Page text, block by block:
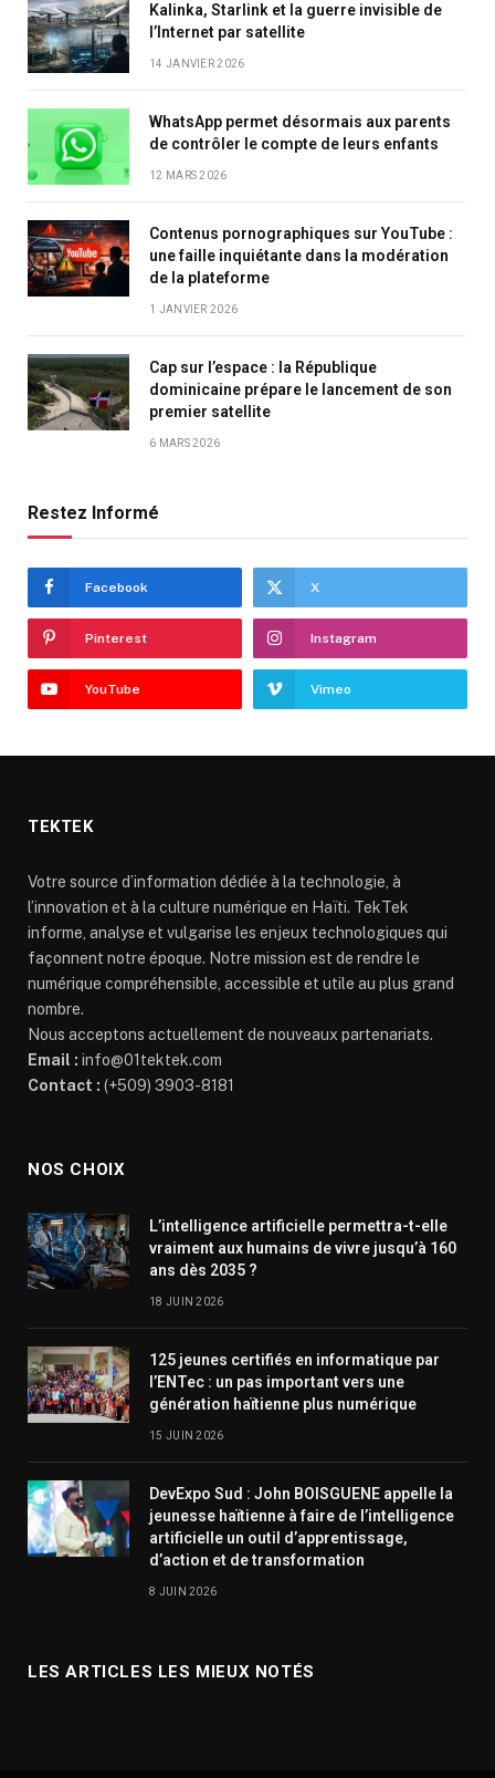
Kalinka, Starlink et la guerre invisible de
l’Internet par satellite
14 JANVIER 2026
WhatsApp permet désormais aux parents
de contrôler le compte de leurs enfants
12 MARS 2026
Contenus pornographiques sur YouTube :
une faille inquiétante dans la modération
de la plateforme
1 JANVIER 2026
Cap sur l’espace : la République
dominicaine prépare le lancement de son
premier satellite
6 MARS 2026
Restez Informé
Facebook X
Pinterest Instagram
YouTube Vimeo
TEKTEK
Votre source d’information dédiée à la technologie, à
l’innovation et à la culture numérique en Haïti. TekTek
informe, analyse et vulgarise les enjeux technologiques qui
façonnent notre époque. Notre mission est de rendre le
numérique compréhensible, accessible et utile au plus grand
nombre.
Nous acceptons actuellement de nouveaux partenariats.
Email : info@01tektek.com
Contact : (+509) 3903-8181
NOS CHOIX
L’intelligence artificielle permettra-t-elle
vraiment aux humains de vivre jusqu’à 160
ans dès 2035 ?
18 JUIN 2026
125 jeunes certifiés en informatique par
l’ENTec : un pas important vers une
génération haïtienne plus numérique
15 JUIN 2026
DevExpo Sud : John BOISGUENE appelle la
jeunesse haïtienne à faire de l’intelligence
artificielle un outil d’apprentissage,
d’action et de transformation
8 JUIN 2026
LES ARTICLES LES MIEUX NOTÉS